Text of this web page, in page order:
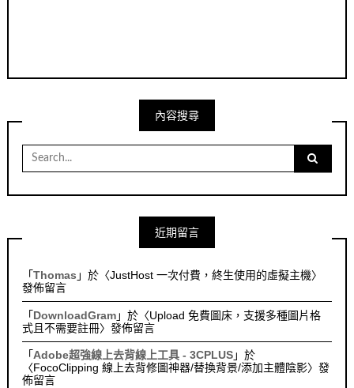
內容搜尋
Search
for:
近期留言
「Thomas 」於〈JustHost 一次付費，終生使用的虛擬主機〉
發佈留言
「 DownloadGram」於〈Upload 免費圖床，支援多種圖片格
式且不需要註冊〉發佈留言
「Adobe超強線上去背線上工具 - 3CPLUS」於
〈FocoClipping 線上去背修圖神器/替換背景/添加主體陰影〉發
佈留言